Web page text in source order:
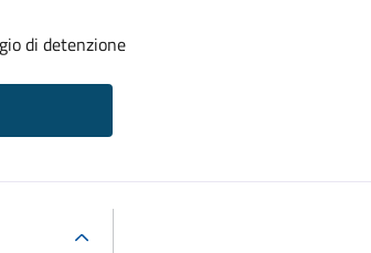
di detenzione